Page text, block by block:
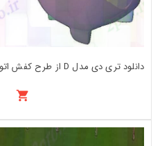
دانلود تری دی مدل D از طرح کفش اتوکد بلوک کد (کد25508)